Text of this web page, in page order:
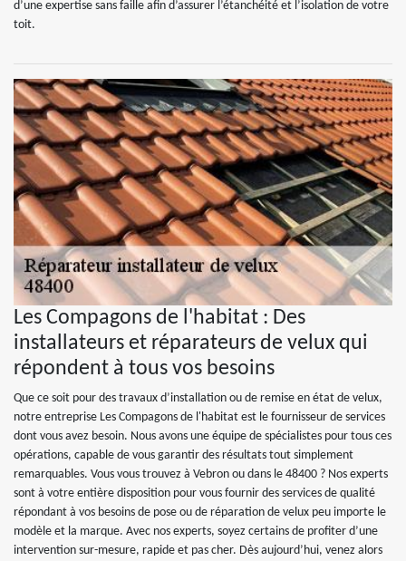
d’une expertise sans faille afin d’assurer l’étanchéité et l’isolation de votre
toit.
Les Compagons de l'habitat : Des
installateurs et réparateurs de velux qui
répondent à tous vos besoins
Que ce soit pour des travaux d’installation ou de remise en état de velux,
notre entreprise Les Compagons de l'habitat est le fournisseur de services
dont vous avez besoin. Nous avons une équipe de spécialistes pour tous ces
opérations, capable de vous garantir des résultats tout simplement
remarquables. Vous vous trouvez à Vebron ou dans le 48400 ? Nos experts
sont à votre entière disposition pour vous fournir des services de qualité
répondant à vos besoins de pose ou de réparation de velux peu importe le
modèle et la marque. Avec nos experts, soyez certains de profiter d’une
intervention sur-mesure, rapide et pas cher. Dès aujourd’hui, venez alors